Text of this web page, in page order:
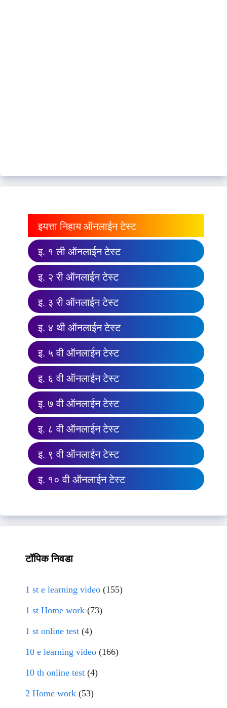
इयत्ता निहाय ऑनलाईन टेस्ट
इ. १ ली ऑनलाईन टेस्ट
इ. २ री ऑनलाईन टेस्ट
इ. ३ री ऑनलाईन टेस्ट
इ. ४ थी ऑनलाईन टेस्ट
इ. ५ वी ऑनलाईन टेस्ट
इ. ६ वी ऑनलाईन टेस्ट
इ. ७ वी ऑनलाईन टेस्ट
इ. ८ वी ऑनलाईन टेस्ट
इ. ९ वी ऑनलाईन टेस्ट
इ. १० वी ऑनलाईन टेस्ट
टॉपिक निवडा
1 st e learning video (155)
1 st Home work (73)
1 st online test (4)
10 e learning video (166)
10 th online test (4)
2 Home work (53)